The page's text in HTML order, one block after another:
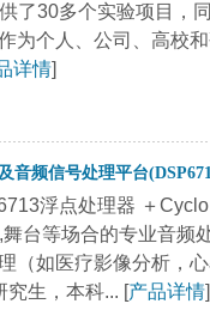
了30多个实验项目，
为个人、公司、高校
详情]
音频信号处理平台
浮点处理器 ＋
台等场合的专业音频
（如医疗影像分析，
究生，本科... [产品详情]